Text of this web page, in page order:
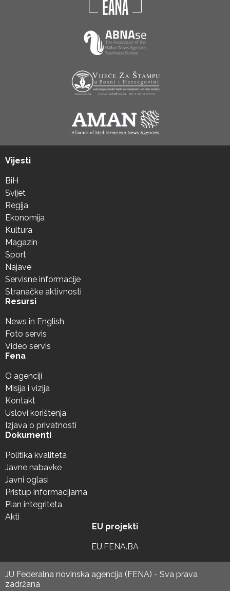
Vijesti
BiH
Svijet
Regija
Ekonomija
Kultura
Magazin
Sport
Najave
Servisne informacije
Stranačke aktivnosti
Resursi
News in English
Foto servis
Video servis
Fena
O agenciji
Misija i vizija
Kontakt
Uslovi korištenja
Izjava o privatnosti
Dokumenti
Politika kvaliteta
Javne nabavke
Javni oglasi
Pristup informacijama
Plan integriteta
Akti
EU projekti
EU.FENA.BA
JU Federalna novinska agencija (FENA) - Sva prava
zadržana